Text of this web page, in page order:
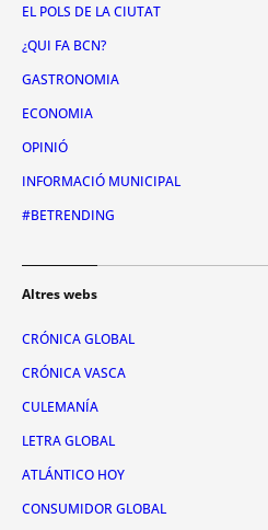
EL POLS DE LA CIUTAT
¿QUI FA BCN?
GASTRONOMIA
ECONOMIA
OPINIÓ
INFORMACIÓ MUNICIPAL
#BETRENDING
Altres webs
CRÓNICA GLOBAL
CRÓNICA VASCA
CULEMANÍA
LETRA GLOBAL
ATLÁNTICO HOY
CONSUMIDOR GLOBAL